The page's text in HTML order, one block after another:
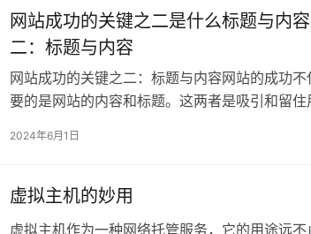
网站成功的关键之二是什么标题与内
二：标题与内容
网站成功的关键之二：标题与内容网站的成功
要的是网站的内容和标题。这两者是吸引和留
2024年6月1日
虚拟主机的妙用
虚拟主机作为一种网络托管服务，它的用途远